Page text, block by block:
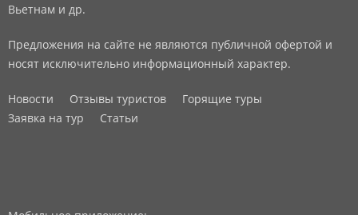
Вьетнам и др.
Предложения на сайте не являются публичной офертой и
носят исключительно информационный характер.
Новости Отзывы туристов
Горящие туры
Заявка на тур
Статьи